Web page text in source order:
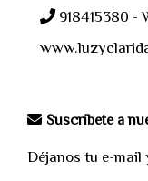
918415380 -
Suscríbete a
Déjanos tu e-mail